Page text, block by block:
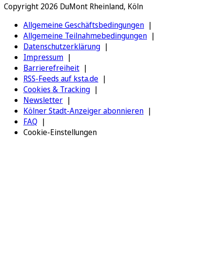
Copyright 2026 DuMont Rheinland, Köln
Allgemeine Geschäftsbedingungen
Allgemeine Teilnahmebedingungen
Datenschutzerklärung
Impressum
Barrierefreiheit
RSS-Feeds auf ksta.de
Cookies & Tracking
Newsletter
Kölner Stadt-Anzeiger abonnieren
FAQ
Cookie-Einstellungen